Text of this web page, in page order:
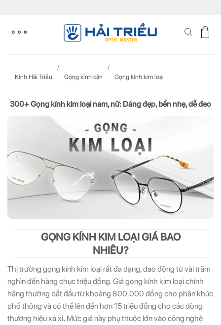
content
Kính Hải Triều Gọng kính cận Gọng kính kim loại
300+ Gọng kính kim loại nam, nữ: Dáng đẹp, bền nhẹ, dễ đeo
GỌNG KÍNH KIM LOẠI GIÁ BAO
NHIÊU?
Thị trường gọng kính kim loại rất đa dạng, dao động từ vài trăm
nghìn đến hàng chục triệu đồng.Giá gọng kính kim loại chính
hãng thường bắt đầu từ khoảng 800.000 đồng cho phân khúc
phổ thông và có thể lên đến hơn 15 triệu đồng cho các dòng
thương hiệu xa xỉ. Mức giá này phụ thuộc lớn vào công nghệ